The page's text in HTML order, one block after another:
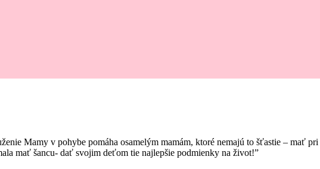
Mamy v pohybe pomáha osamelým mamám, ktoré nemajú to šťastie – mať
mať šancu- dať svojim deťom tie najlepšie podmienky na život!”